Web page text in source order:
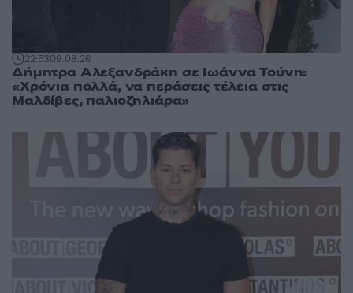
22:5309.08.26
Δήμητρα Αλεξανδράκη σε Ιωάννα Τούνη:
«Χρόνια πολλά, να περάσεις τέλεια στις
Μαλδίβες, παλιοζηλιάρα»